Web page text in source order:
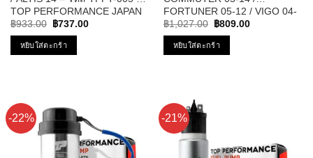
TOP PERFORMANCE JAPAN
฿933.00
Original
was:
฿933.00.
฿737.00Current
หยิบใส่ตะกร้า
FORTUNER 05-12 / VIGO 04-
11 / VIOS 08-10 / YARIS 06-10
12V รหัส TPFT-002 – TOP
PERFORMANCE JAPAN
฿1,027.00
Original
was:
฿1,027.00.
฿809.00Current
หยิบใส่ตะกร้า
-22% -21%